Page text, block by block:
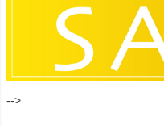
-->